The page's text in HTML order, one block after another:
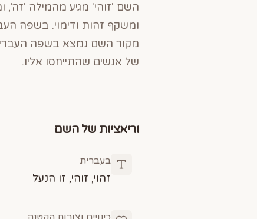
השם 'זוהי' מגיע מהמילה 'זה',
ומשקף זהות ודימוי. בשפה
מקור השם נמצא בשפה
של אנשים שהתייחסו אליו.
וריאציות של השם
בעברית
זהוי, זוהי, זו הנעל